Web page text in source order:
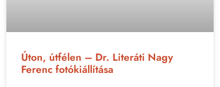
Úton, útfélen – Dr. Literáti Nagy
Ferenc fotókiállítása